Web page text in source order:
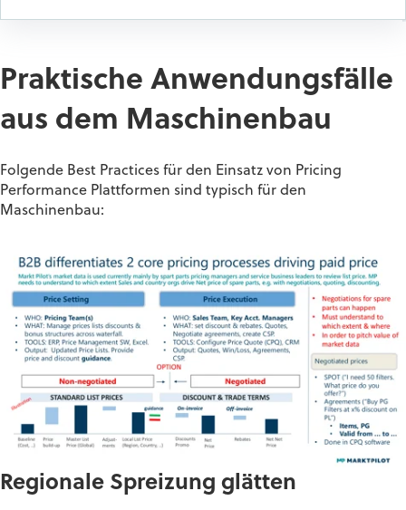
Praktische Anwendungsfälle
aus dem Maschinenbau
Folgende Best Practices für den Einsatz von Pricing
Performance Plattformen sind typisch für den
Maschinenbau:
Regionale Spreizung glätten